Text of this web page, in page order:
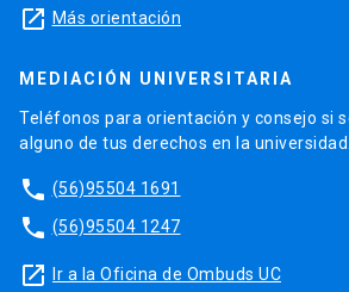
launch Más orientación
MEDIACIÓN UNIVERSITARIA
Teléfonos para orientación y consejo si
alguno de tus derechos en la universidad.
phone (56)95504 1691
phone (56)95504 1247
launch Ir a la Oficina de Ombuds UC